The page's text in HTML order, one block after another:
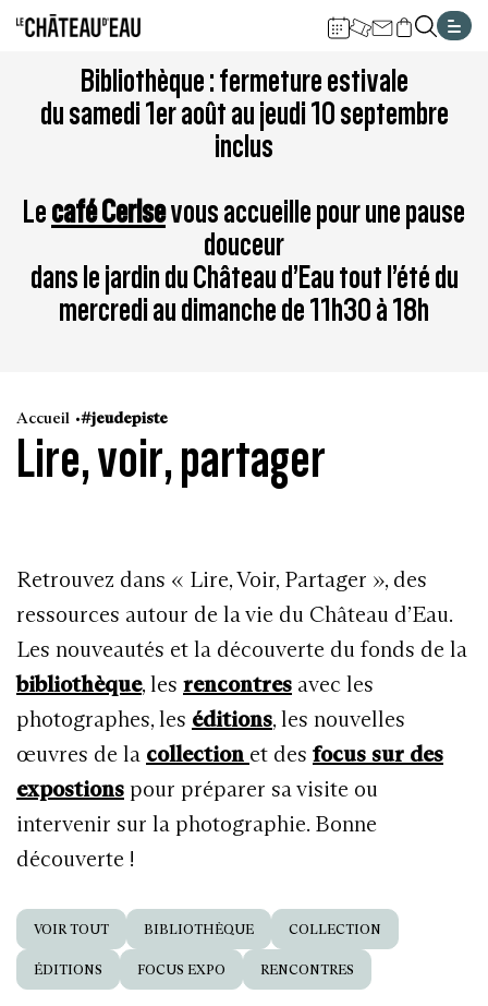
Aller
contenu
Aller
à
la
navigation
à
la
recherche
Aller
au
pied
plan
Bibliothèque : fermeture estivale
du samedi 1er août au jeudi 10 septembre
inclus
Lecafé Cerisevous accueille pour une pause
douceur
dans le jardin du Château d’Eau tout l’été du
mercredi au dimanche de 11h30 à 18h
Accueil #jeudepiste
Lire, voir, partager
Retrouvez dans « Lire, Voir, Partager », des
ressources autour de la vie du Château d’Eau.
Les nouveautés et la découverte du fonds de la
bibliothèque, les rencontres avec les
photographes, les éditions, les nouvelles
œuvres de la collection et des focus sur des
expostions pour préparer sa visite ou
intervenir sur la photographie. Bonne
découverte !
VOIR TOUT BIBLIOTHÈQUE COLLECTION
ÉDITIONS FOCUS EXPO RENCONTRES